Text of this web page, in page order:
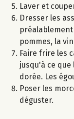
Laver et
Dresser les
pommes, la
Faire frire les
jusqu'à ce
dorée. Les
Poser les
déguster.